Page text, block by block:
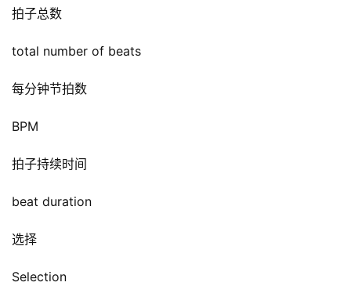
拍子总数
total number of beats
每分钟节拍数
BPM
拍子持续时间
beat duration
选择
Selection